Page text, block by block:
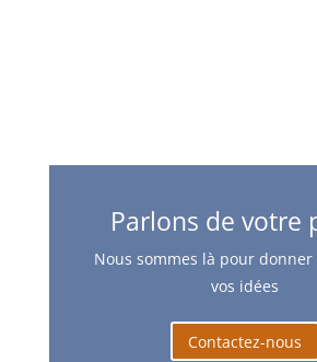
Parlons de votre
Nous sommes là pour donner
vos idées
Contactez-nous